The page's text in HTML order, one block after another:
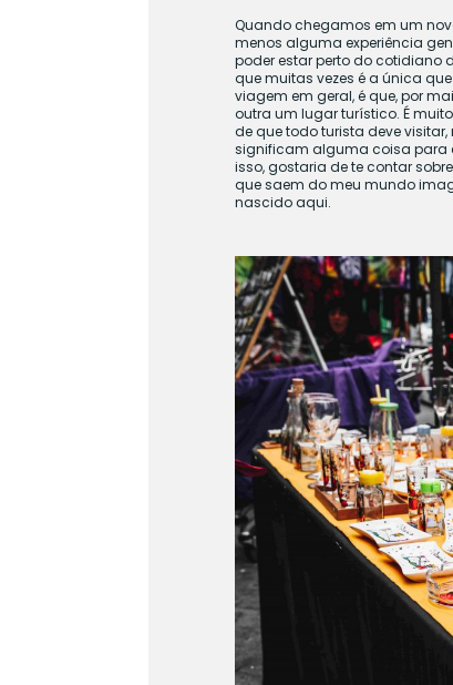
Quando chegamos em um
menos alguma experiência
poder estar perto do cotidiano
que muitas vezes é a única
viagem em geral, é que, por
outra um lugar turístico. É
de que todo turista deve
significam alguma coisa para
isso, gostaria de te contar
que saem do meu mundo
nascido aqui.